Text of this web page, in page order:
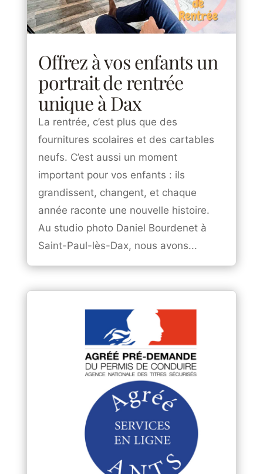
Offrez à vos enfants un
portrait de rentrée
unique à Dax
La rentrée, c’est plus que des
fournitures scolaires et des cartables
neufs. C’est aussi un moment
important pour vos enfants : ils
grandissent, changent, et chaque
année raconte une nouvelle histoire.
Au studio photo Daniel Bourdenet à
Saint-Paul-lès-Dax, nous avons...